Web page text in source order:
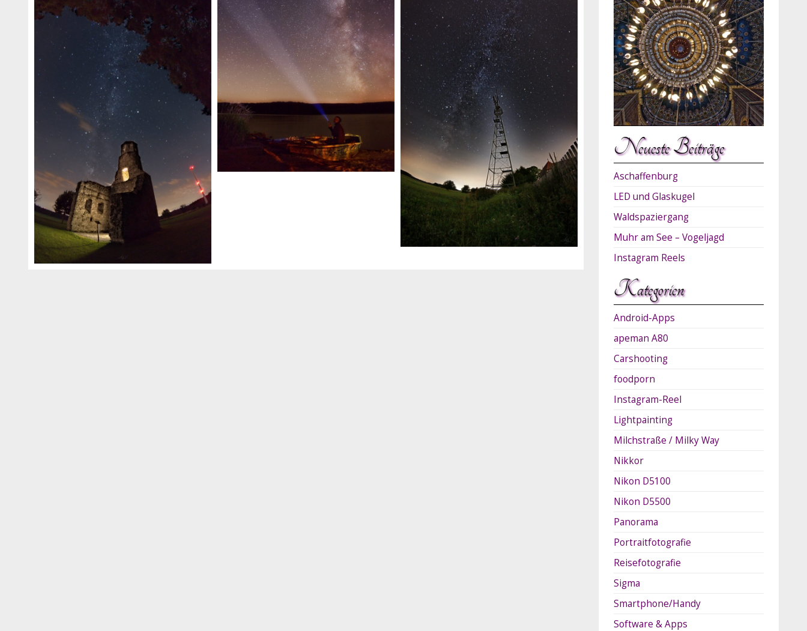
Neueste Beiträge
Aschaffenburg
LED und Glaskugel
Waldspaziergang
Muhr am See – Vogeljagd
Instagram Reels
Kategorien
Android-Apps
apeman A80
Carshooting
foodporn
Instagram-Reel
Lightpainting
Milchstraße / Milky Way
Nikkor
Nikon D5100
Nikon D5500
Panorama
Portraitfotografie
Reisefotografie
Sigma
Smartphone/Handy
Software & Apps